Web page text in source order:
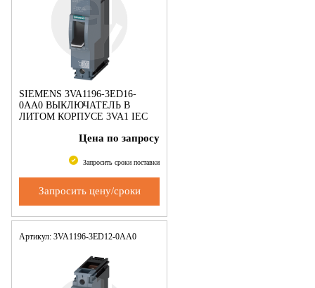
SIEMENS 3VA1196-3ED16-
0AA0 ВЫКЛЮЧАТЕЛЬ В
ЛИТОМ КОРПУСЕ 3VA1 IEC
ОТКЛ. СПОСОБНОСТИ N
ЗАЩИТА ЛИНИИ TM21
Цена по запросу
Запросить сроки поставки
Запросить цену/сроки
Артикул: 3VA1196-3ED12-0AA0